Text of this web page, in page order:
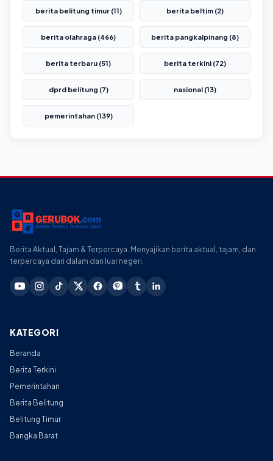
berita belitung timur (11) berita beltim (2)
berita olahraga (466) berita pangkalpinang (8)
berita terbaru (51) berita terkini (72)
dprd belitung (7) nasional (13)
pemerintahan (139)
Berita Aktual, Tajam & Terpercaya. Menyajikan berita aktual, tajam, dan
terpercaya dari dalam dan luar negeri.
KATEGORI
Beranda
Berita Terkini
Pemerintahan
Berita Belitung
Belitung Timur
Bangka Barat